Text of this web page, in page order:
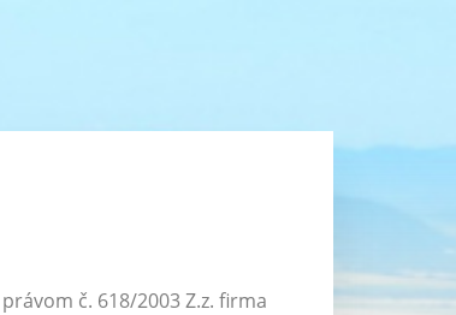
č. 618/2003 Z.z. firma